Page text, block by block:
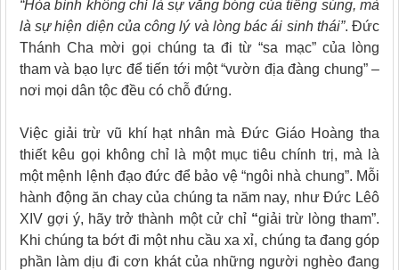
“Hòa bình không chỉ là sự vắng bóng của tiếng súng, mà
là sự hiện diện của công lý và lòng bác ái sinh thái”. Đức
Thánh Cha mời gọi chúng ta đi từ “sa mạc” của lòng
tham và bạo lực để tiến tới một “vườn địa đàng chung” –
nơi mọi dân tộc đều có chỗ đứng.
Việc giải trừ vũ khí hạt nhân mà Đức Giáo Hoàng tha
thiết kêu gọi không chỉ là một mục tiêu chính trị, mà là
một mệnh lệnh đạo đức để bảo vệ “ngôi nhà chung”. Mỗi
hành động ăn chay của chúng ta năm nay, như Đức Lêô
XIV gợi ý, hãy trở thành một cử chỉ “giải trừ lòng tham”.
Khi chúng ta bớt đi một nhu cầu xa xỉ, chúng ta đang góp
phần làm dịu đi cơn khát của những người nghèo đang